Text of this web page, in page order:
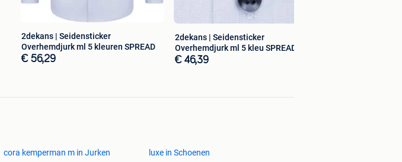
2dekans | Seidensticker
Overhemdjurk ml 5 kleuren SPREAD
€ 56,29
2dekans | Seidensticker
Overhemdjurk ml 5 kleu SPREAD
KENT
€ 46,39
cora kemperman m in Jurken
luxe in Schoenen